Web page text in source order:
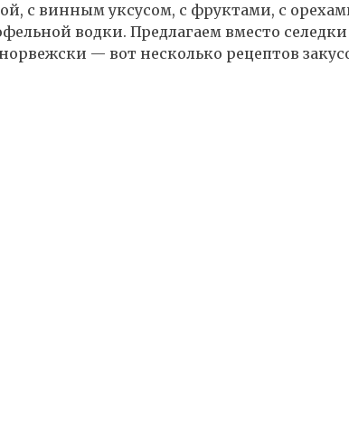
с винным уксусом, с фруктами, с
водки. Предлагаем вместо селедки
— вот несколько рецептов